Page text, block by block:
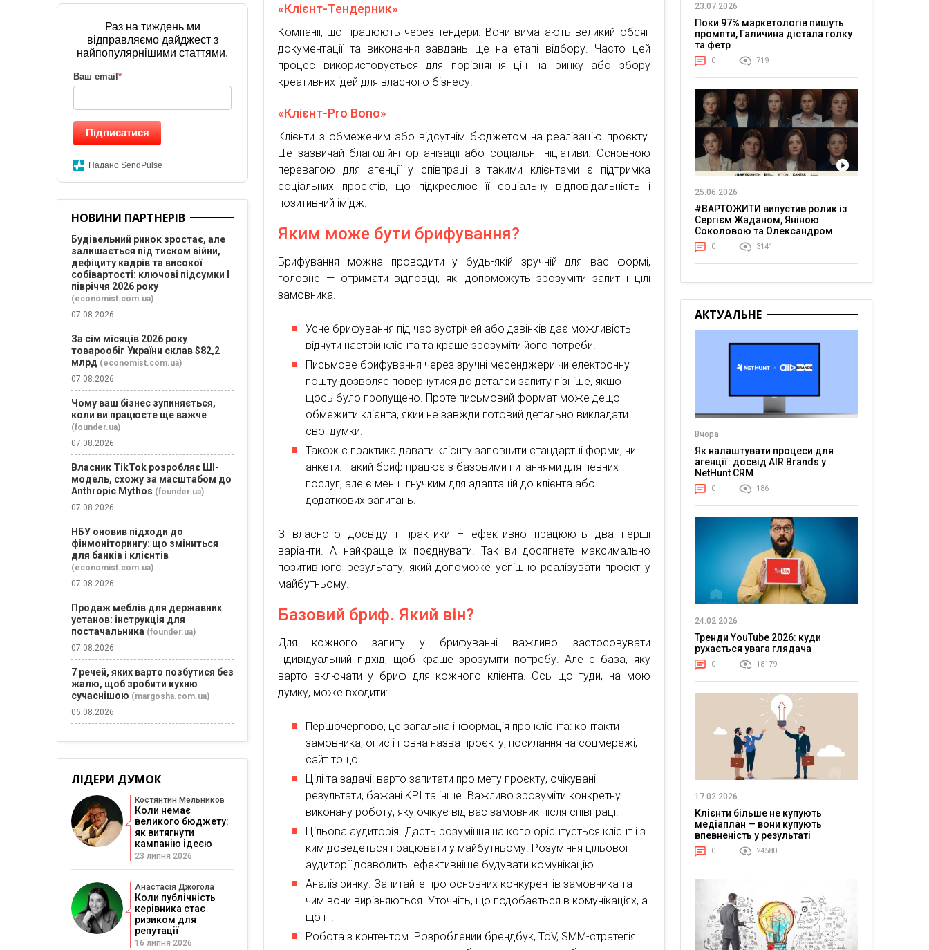
«Клієнт-Тендерник»
Компанії, що працюють через тендери. Вони вимагають великий обсяг
документації та виконання завдань ще на етапі відбору. Часто цей
процес використовується для порівняння цін на ринку або збору
креативних ідей для власного бізнесу.
«Клієнт-Pro Bono»
Клієнти з обмеженим або відсутнім бюджетом на реалізацію проєкту.
Це зазвичай благодійні організації або соціальні ініціативи. Основною
перевагою для агенції у співпраці з такими клієнтами є підтримка
соціальних проєктів, що підкреслює її соціальну відповідальність і
позитивний імідж.
Яким може бути брифування?
Брифування можна проводити у будь-якій зручній для вас формі,
головне — отримати відповіді, які допоможуть зрозуміти запит і цілі
замовника.
Усне брифування під час зустрічей або дзвінків дає можливість
відчути настрій клієнта та краще зрозуміти його потреби.
Письмове брифування через зручні месенджери чи електронну
пошту дозволяє повернутися до деталей запиту пізніше, якщо
щось було пропущено. Проте письмовий формат може дещо
обмежити клієнта, який не завжди готовий детально викладати
свої думки.
Також є практика давати клієнту заповнити стандартні форми, чи
анкети. Такий бриф працює з базовими питаннями для певних
послуг, але є менш гнучким для адаптацій до клієнта або
додаткових запитань.
З власного досвіду і практики – ефективно працюють два перші
варіанти. А найкраще їх поєднувати. Так ви досягнете максимально
позитивного результату, який допоможе успішно реалізувати проєкт у
майбутньому.
Базовий бриф. Який він?
Для кожного запиту у брифуванні важливо застосовувати
індивідуальний підхід, щоб краще зрозуміти потребу. Але є база, яку
варто включати у бриф для кожного клієнта. Ось що туди, на мою
думку, може входити:
Першочергово, це загальна інформація про клієнта: контакти
замовника, опис і повна назва проєкту, посилання на соцмережі,
сайт тощо.
Цілі та задачі: варто запитати про мету проєкту, очікувані
результати, бажані KPI та інше. Важливо зрозуміти конкретну
виконану роботу, яку очікує від вас замовник після співпраці.
Цільова аудиторія. Дасть розуміння на кого орієнтується клієнт і з
ким доведеться працювати у майбутньому. Розуміння цільової
аудиторії дозволить ефективніше будувати комунікацію.
Аналіз ринку. Запитайте про основних конкурентів замовника та
чим вони вирізняються. Уточніть, що подобається в комунікаціях, а
що ні.
Робота з контентом. Розроблений брендбук, ToV, SMM-стратегія
Раз на тиждень ми
відправляємо дайджест з
найпопулярнішими статтями.
Ваш email *
Підписатися
Надано SendPulse
НОВИНИ ПАРТНЕРІВ
Будівельний ринок зростає, але
залишається під тиском війни,
дефіциту кадрів та високої
собівартості: ключові підсумки І
півріччя 2026 року
(economist.com.ua)
07.08.2026
За сім місяців 2026 року
товарообіг України склав $82,2
млрд (economist.com.ua)
07.08.2026
Чому ваш бізнес зупиняється,
коли ви працюєте ще важче
(founder.ua)
07.08.2026
Власник TikTok розробляє ШІ-
модель, схожу за масштабом до
Anthropic Mythos (founder.ua)
07.08.2026
НБУ оновив підходи до
фінмоніторингу: що зміниться
для банків і клієнтів
(economist.com.ua)
07.08.2026
Продаж меблів для державних
установ: інструкція для
постачальника (founder.ua)
07.08.2026
7 речей, яких варто позбутися без
жалю, щоб зробити кухню
сучаснішою (margosha.com.ua)
06.08.2026
ЛІДЕРИ ДУМОК
Костянтин Мельников
Коли немає
великого бюджету:
як витягнути
кампанію ідеєю
23 липня 2026
Анастасія Джогола
Коли публічність
керівника стає
ризиком для
репутації
16 липня 2026
23.07.2026
Поки 97% маркетологів пишуть
промпти, Галичина дістала голку
та фетр
0 719
25.06.2026
#ВАРТОЖИТИ випустив ролик із
Сергієм Жаданом, Яніною
Соколовою та Олександром
Тереном про життя в постійній
напрузі
0 3141
АКТУАЛЬНЕ
Вчора
Як налаштувати процеси для
агенції: досвід AIR Brands у
NetHunt CRM
0 186
24.02.2026
Тренди YouTube 2026: куди
рухається увага глядача
0 18179
17.02.2026
Клієнти більше не купують
медіаплан — вони купують
впевненість у результаті
0 24580